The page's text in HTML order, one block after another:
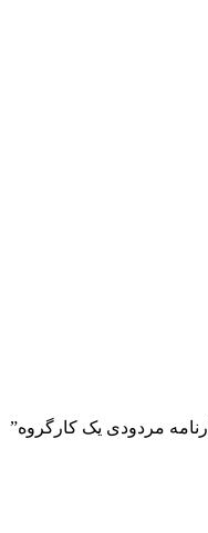
مردودی یک کارگروه”